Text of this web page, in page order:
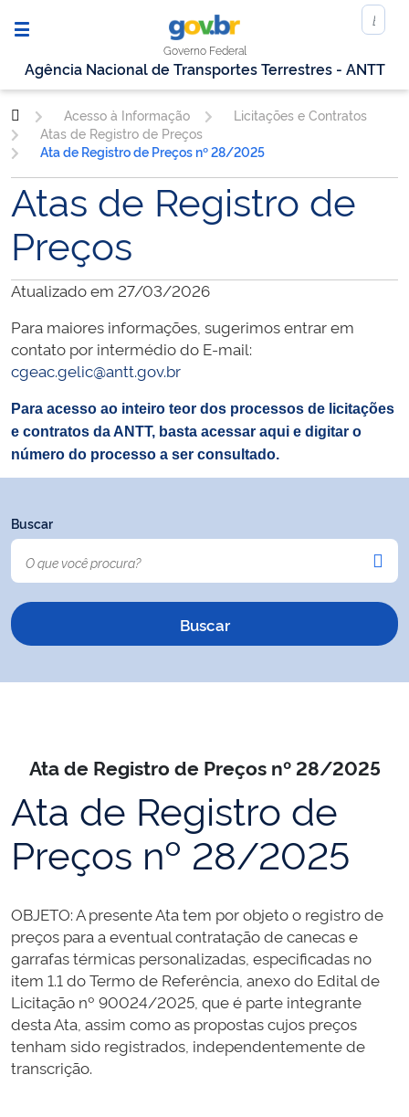
Governo Federal
Agência Nacional de Transportes Terrestres - ANTT
Acesso à Informação
Licitações e Contratos
Atas de Registro de Preços
Ata de Registro de Preços nº 28/2025
Atas de Registro de
Preços
Atualizado em 27/03/2026
Para maiores informações, sugerimos entrar em
contato por intermédio do E-mail:
cgeac.gelic@antt.gov.br
Para acesso ao inteiro teor dos processos de licitações
e contratos da ANTT, basta acessar aqui e digitar o
número do processo a ser consultado.
Buscar
Ata de Registro de Preços nº 28/2025
Ata de Registro de
Preços nº 28/2025
OBJETO: A presente Ata tem por objeto o registro de
preços para a eventual contratação decanecas e
garrafas térmicas personalizadas , especificadas no
item 1.1 do Termo de Referência, anexo do Edital de
Licitação nº 90024/2025, que é parte integrante
desta Ata, assim como as propostas cujos preços
tenham sido registrados, independentemente de
transcrição.